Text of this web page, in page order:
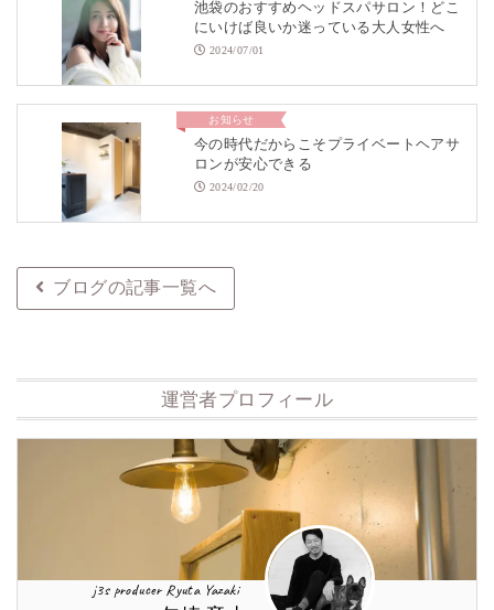
池袋のおすすめヘッドスパサロン！どこ
にいけば良いか迷っている大人女性へ
2024/07/01
お知らせ
今の時代だからこそプライベートヘアサ
ロンが安心できる
2024/02/20
ブログの記事一覧へ
運営者プロフィール
j3s producer Ryuta Yazaki